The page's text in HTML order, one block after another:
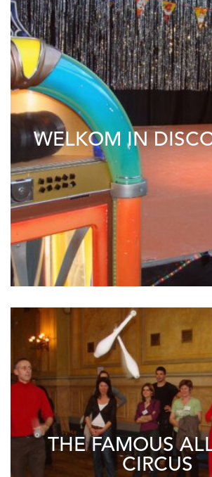
WELKOM IN
THE FAMOUS
CIRCUS